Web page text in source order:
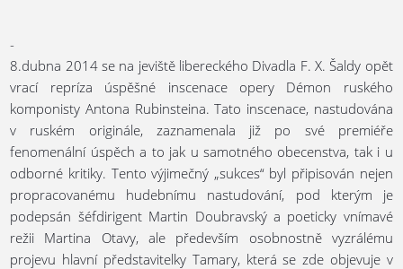
-
8.dubna 2014 se na jeviště libereckého Divadla F. X. Šaldy opět
vrací repríza úspěšné inscenace opery Démon ruského
komponisty Antona Rubinsteina. Tato inscenace, nastudována
v ruském originále, zaznamenala již po své premiéře
fenomenální úspěch a to jak u samotného obecenstva, tak i u
odborné kritiky. Tento výjimečný „sukces“ byl připisován nejen
propracovanému hudebnímu nastudování, pod kterým je
podepsán šéfdirigent Martin Doubravský a poeticky vnímavé
režii Martina Otavy, ale především osobnostně vyzrálému
projevu hlavní představitelky Tamary, která se zde objevuje v